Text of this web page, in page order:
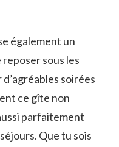
également un
sous les
soirées
ce gîte non
parfaitement
Que tu sois